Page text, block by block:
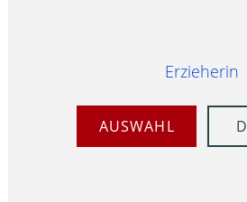
Erzieherin
AUSWAHL